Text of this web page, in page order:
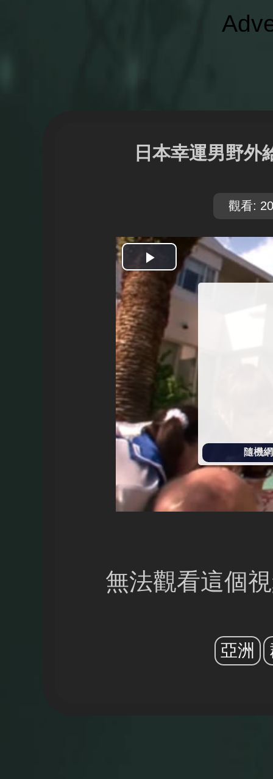
日本幸運男野外
觀看:
隨機
開
播
放
無法觀看這個
亞洲